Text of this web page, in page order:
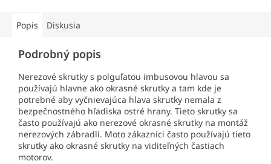
Popis Diskusia
Podrobný popis
Nerezové skrutky s polguľatou imbusovou hlavou sa
používajú hlavne ako okrasné skrutky a tam kde je
potrebné aby vyčnievajúca hlava skrutky nemala z
bezpečnostného hľadiska ostré hrany. Tieto skrutky sa
často používajú ako nerezové okrasné skrutky na montáž
nerezových zábradlí. Moto zákazníci často používajú tieto
skrutky ako okrasné skrutky na viditeľných častiach
motorov.